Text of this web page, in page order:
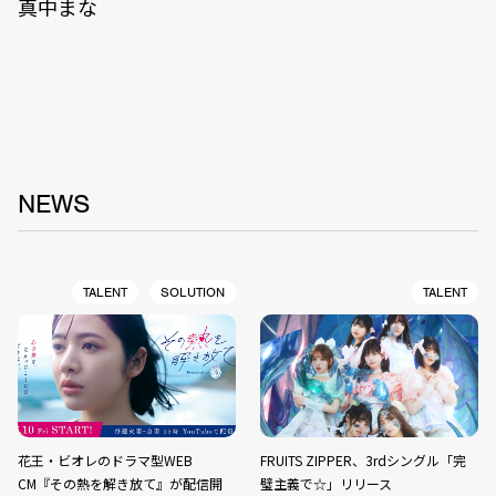
真中まな
NEWS
TALENT SOLUTION
花王・ビオレのドラマ型WEB
CM『その熱を解き放て』が配信開
TALENT
FRUITS ZIPPER、3rdシングル「完
璧主義で☆」リリース